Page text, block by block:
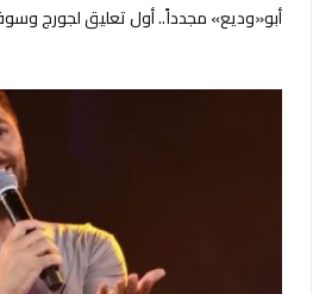
أبو«وديع» مجدداً.. أول تعليق لجورج